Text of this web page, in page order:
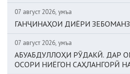
07 август 2026, Ҷумъа
ГАНҶИНАҲОИ ДИЁРИ
07 август 2026, Ҷумъа
АБУАБДУЛЛОҲИ РӮДАКӢ. ДАР
ОСОРИ НИЁГОН САҲЛАНГОРӢ